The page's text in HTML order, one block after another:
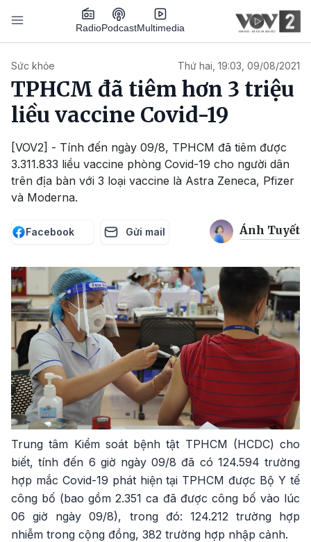
Nhảy đến nội dung
RadioPodcastMultimedia
Sức khỏe Thứ hai, 19:03, 09/08/2021
TPHCM đã tiêm hơn 3 triệu
liều vaccine Covid-19
[VOV2] - Tính đến ngày 09/8, TPHCM đã tiêm được
3.311.833 liều vaccine phòng Covid-19 cho người dân
trên địa bàn với 3 loại vaccine là Astra Zeneca, Pfizer
và Moderna.
Facebook Gửi mail Ánh Tuyết
Trung tâm Kiểm soát bệnh tật TPHCM (HCDC) cho
biết, tính đến 6 giờ ngày 09/8 đã có 124.594 trường
hợp mắc Covid-19 phát hiện tại TPHCM được Bộ Y tế
công bố (bao gồm 2.351 ca đã được công bố vào lúc
06 giờ ngày 09/8), trong đó: 124.212 trường hợp
nhiễm trong cộng đồng, 382 trường hợp nhập cảnh.